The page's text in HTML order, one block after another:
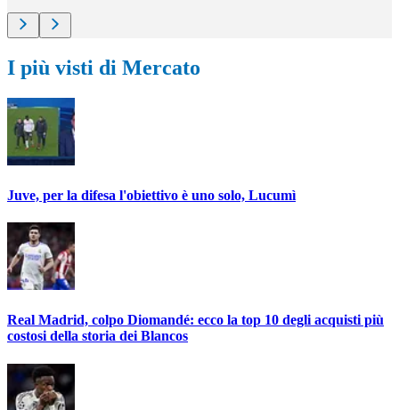
I più visti di Mercato
Juve, per la difesa l'obiettivo è uno solo, Lucumì
Real Madrid, colpo Diomandé: ecco la top 10 degli acquisti più
costosi della storia dei Blancos